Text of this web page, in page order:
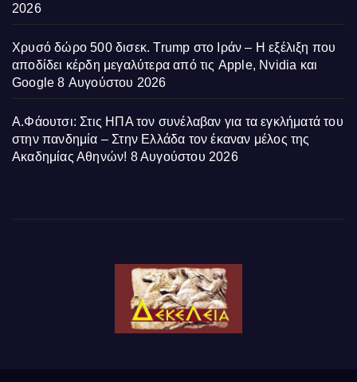
2026
Χρυσό δώρο 500 δισεκ. Trump στο Ιράν – Η εξέλιξη που
αποδίδει κέρδη μεγαλύτερα από τις Apple, Nvidia και
Google 8 Αυγούστου 2026
Α.Φάουτσι: Στις ΗΠΑ τον συνέλαβαν για τα εγκλήματά του
στην πανδημία – Στην Ελλάδα τον έκαναν μέλος της
Ακαδημίας Αθηνών! 8 Αυγούστου 2026